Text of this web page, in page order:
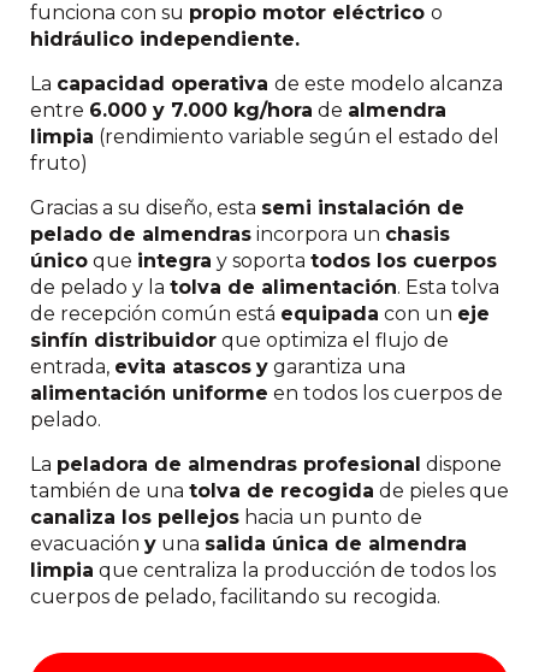
funciona con su propio motor eléctrico o
hidráulico independiente.
La capacidad operativa de este modelo alcanza
entre 6.000 y 7.000 kg/hora de almendra
limpia (rendimiento variable según el estado del
fruto)
Gracias a su diseño, esta semi instalación de
pelado de almendras incorpora un chasis
único que integra y soporta todos los cuerpos
de pelado y la tolva de alimentación. Esta tolva
de recepción común está equipada con un eje
sinfín distribuidor que optimiza el flujo de
entrada, evita atascos y garantiza una
alimentación uniforme en todos los cuerpos de
pelado.
La peladora de almendras profesional dispone
también de una tolva de recogida de pieles que
canaliza los pellejos hacia un punto de
evacuación y una salida única de almendra
limpia que centraliza la producción de todos los
cuerpos de pelado, facilitando su recogida.